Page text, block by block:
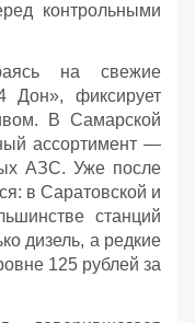
контрольными
на свежие
Дон», фиксирует
В Самарской
ассортимент —
АЗС. Уже после
в Саратовской и
станций
дизель, а редкие
125 рублей за